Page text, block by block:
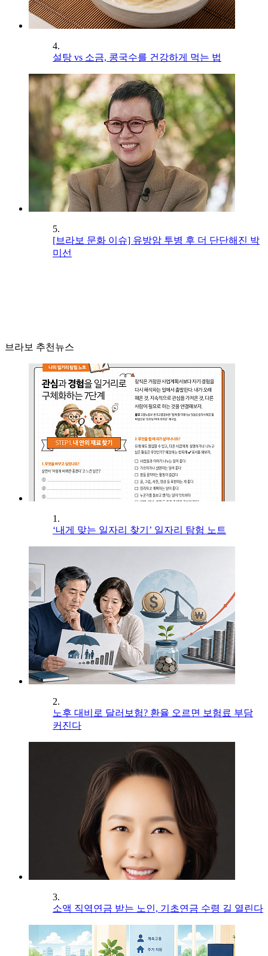
4.
설탕 vs 소금, 콩국수를 건강하게 먹는 법
5.
[브라보 문화 이슈] 유방암 투병 후 더 단단해진 박
미선
브라보 추천뉴스
1.
‘내게 맞는 일자리 찾기’ 일자리 탐험 노트
2.
노후 대비로 달러보험? 환율 오르면 보험료 부담
커진다
3.
소액 직역연금 받는 노인, 기초연금 수령 길 열린다